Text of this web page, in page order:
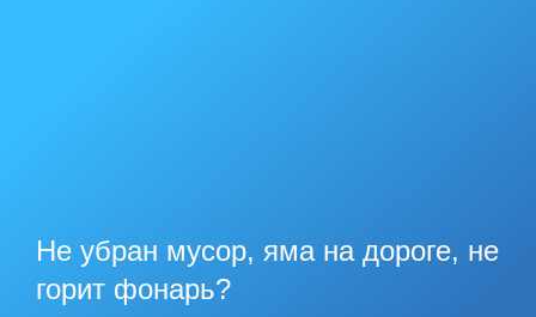
Не убран мусор, яма на дороге, не
горит фонарь?